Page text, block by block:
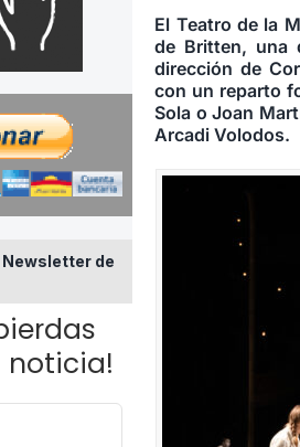
de
noticia!
El Teatro de la
de Britten, una
dirección de
con un reparto
Sola o Joan
Arcadi Volodos.